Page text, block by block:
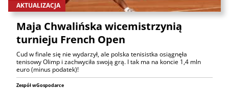
AKTUALIZACJA
Maja Chwalińska wicemistrzynią
turnieju French Open
Cud w finale się nie wydarzył, ale polska tenisistka osiągnęła
tenisowy Olimp i zachwyciła swoją grą. I tak ma na koncie 1,4 mln
euro (minus podatek)!
Zespół wGospodarce